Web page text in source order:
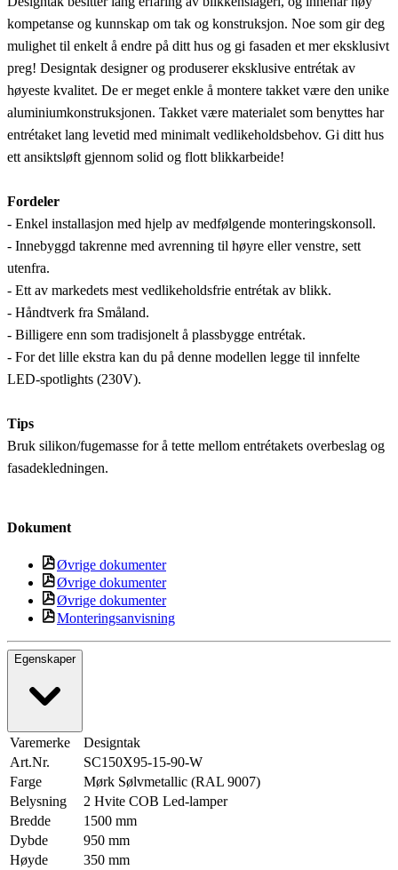
kompetanse og kunnskap om tak og konstruksjon. Noe som gir deg
mulighet til enkelt å endre på ditt hus og gi fasaden et mer eksklusivt
preg! Designtak designer og produserer eksklusive entrétak av
høyeste kvalitet. De er meget enkle å montere takket være den unike
aluminiumkonstruksjonen. Takket være materialet som benyttes har
entrétaket lang levetid med minimalt vedlikeholdsbehov. Gi ditt hus
ett ansiktsløft gjennom solid og flott blikkarbeide!
Fordeler
- Enkel installasjon med hjelp av medfølgende monteringskonsoll.
- Innebyggd takrenne med avrenning til høyre eller venstre, sett
utenfra.
- Ett av markedets mest vedlikeholdsfrie entrétak av blikk.
- Håndtverk fra Småland.
- Billigere enn som tradisjonelt å plassbygge entrétak.
- For det lille ekstra kan du på denne modellen legge til innfelte
LED-spotlights (230V).
Tips
Bruk silikon/fugemasse for å tette mellom entrétakets overbeslag og
fasadekledningen.
Dokument
Øvrige dokumenter
Øvrige dokumenter
Øvrige dokumenter
Monteringsanvisning
Egenskaper
Varemerke
Designtak
Art.Nr.
SC150X95-15-90-W
Farge
Mørk Sølvmetallic (RAL 9007)
Belysning
2 Hvite COB Led-lamper
Bredde
1500 mm
Dybde
950 mm
Høyde
350 mm